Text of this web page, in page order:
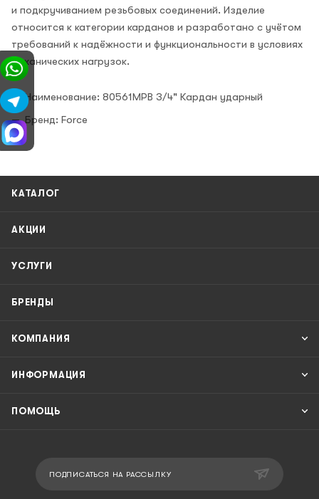
и подкручиванием резьбовых соединений. Изделие
относится к категории карданов и разработано с учётом
требований к надёжности и функциональности в условиях
механических нагрузок.
Наименование: 80561MPB 3/4" Кардан ударный
Бренд: Force
КАТАЛОГ
АКЦИИ
УСЛУГИ
БРЕНДЫ
КОМПАНИЯ
ИНФОРМАЦИЯ
ПОМОЩЬ
ПОДПИСАТЬСЯ НА РАССЫЛКУ